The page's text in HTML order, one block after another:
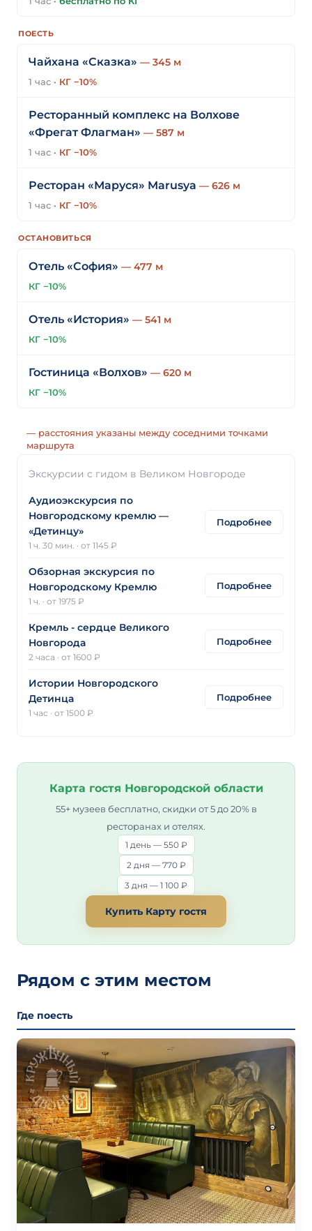
ПОЕСТЬ
Чайхана «Сказка» — 345 м
1 час · КГ −10%
Ресторанный комплекс на Волхове
«Фрегат Флагман» — 587 м
1 час · КГ −10%
Ресторан «Маруся» Marusya — 626 м
1 час · КГ −10%
ОСТАНОВИТЬСЯ
Отель «София» — 477 м
КГ −10%
Отель «История» — 541 м
КГ −10%
Гостиница «Волхов» — 620 м
КГ −10%
— расстояния указаны между соседними точками
маршрута
Экскурсии с гидом в Великом Новгороде
Аудиоэкскурсия по
Новгородскому кремлю —
«Детинцу»
1 ч. 30 мин. · от 1145 ₽
Подробнее
Обзорная экскурсия по
Новгородскому Кремлю
1 ч. · от 1975 ₽
Подробнее
Кремль - сердце Великого
Новгорода
2 часа · от 1600 ₽
Подробнее
Истории Новгородского
Детинца
1 час · от 1500 ₽
Подробнее
Карта гостя Новгородской области
55+ музеев бесплатно, скидки от 5 до 20% в
ресторанах и отелях.
1 день — 550 ₽
2 дня — 770 ₽
3 дня — 1 100 ₽
Купить Карту гостя
Рядом с этим местом
Где поесть